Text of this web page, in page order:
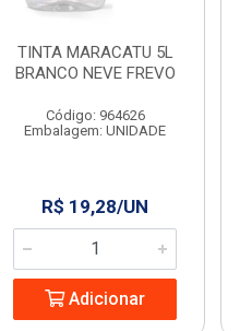
TINTA MARACATU 5L
BRANCO NEVE FREVO
Código: 964626
Embalagem: UNIDADE
R$ 19,28/UN
Adicionar